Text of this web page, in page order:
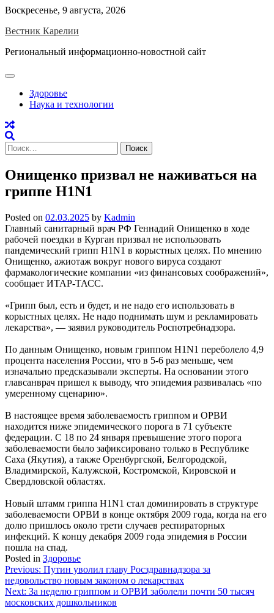
Skip
content
Воскресенье, 9 августа, 2026
Вестник Карелии
Региональный информационно-новостной сайт
Здоровье
Наука и технологии
Найти:
Онищенко призвал не наживаться на
гриппе H1N1
Posted on 02.03.2025 by Kadmin
Главный санитарный врач РФ Геннадий Онищенко в ходе
рабочей поездки в Курган призвал не использовать
пандемический грипп H1N1 в корыстных целях. По мнению
Онищенко, ажиотаж вокруг нового вируса создают
фармакологические компании «из финансовых соображений»,
сообщает ИТАР-ТАСС.
«Грипп был, есть и будет, и не надо его использовать в
корыстных целях. Не надо поднимать шум и рекламировать
лекарства», — заявил руководитель Роспотребнадзора.
По данным Онищенко, новым гриппом H1N1 переболело 4,9
процента населения России, что в 5-6 раз меньше, чем
изначально предсказывали эксперты. На основании этого
главсанврач пришел к выводу, что эпидемия развивалась «по
умеренному сценарию».
В настоящее время заболеваемость гриппом и ОРВИ
находится ниже эпидемического порога в 71 субъекте
федерации. С 18 по 24 января превышение этого порога
заболеваемости было зафиксировано только в Республике
Саха (Якутия), а также Оренбургской, Белгородской,
Владимирской, Калужской, Костромской, Кировской и
Свердловской областях.
Новый штамм гриппа H1N1 стал доминировать в структуре
заболеваемости ОРВИ в конце октября 2009 года, когда на его
долю пришлось около трети случаев респираторных
инфекций. К концу декабря 2009 года эпидемия в России
пошла на спад.
Posted in Здоровье
Навигация
по
записям
Previous: Путин уволил главу Росздравнадзора за
недовольство новым законом о лекарствах
Next: За неделю гриппом и ОРВИ заболели почти 50 тысяч
московских дошкольников